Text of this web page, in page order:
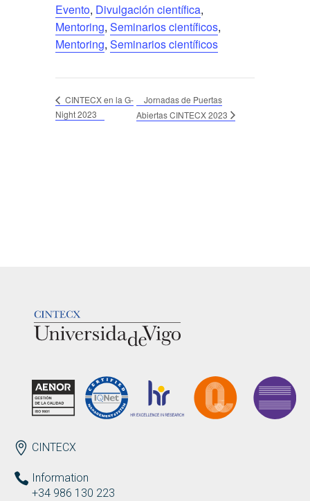
Evento, Divulgación científica,
Mentoring, Seminarios científicos,
Mentoring, Seminarios científicos
CINTECX en la G-
Night 2023
Jornadas de Puertas
Abiertas CINTECX 2023
ENDEREZO EN
CINTECX
Information
+34 986 130 223